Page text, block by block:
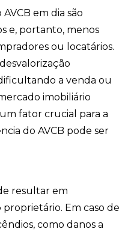
em dia são
e, portanto, menos
ou locatários.
a venda ou
imobiliário
fator crucial para a
do AVCB pode ser
resultar em
Em caso de
como danos a